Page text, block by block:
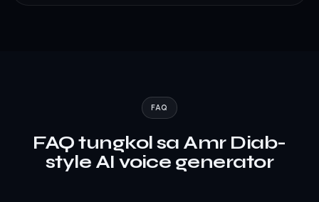
FAQ
FAQ tungkol sa Amr Diab-
style AI voice generator